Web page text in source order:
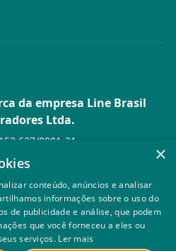
da empresa Line Brasil
Ltda.
0001-21
15 - Bela Vista - São Paulo -
SP
os direitos reservados
×
conteúdo, anúncios e analisar
informações sobre o uso do
de publicidade e análise, que podem
que você forneceu a eles ou
serviços. Ler mais